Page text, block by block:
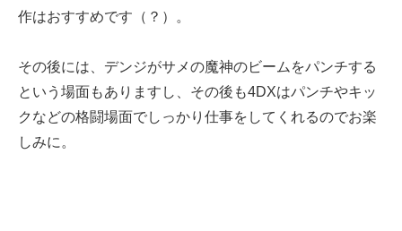
作はおすすめです（？）。
その後には、デンジがサメの魔神のビームをパンチする
という場面もありますし、その後も4DXはパンチやキッ
クなどの格闘場面でしっかり仕事をしてくれるのでお楽
しみに。